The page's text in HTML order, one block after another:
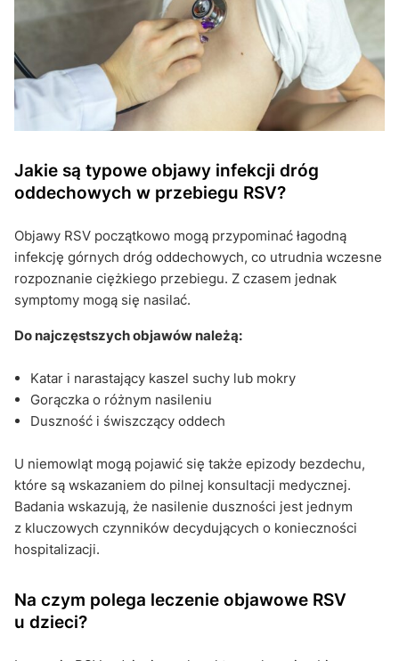
Jakie są typowe objawy infekcji dróg
oddechowych w przebiegu RSV?
Objawy RSV początkowo mogą przypominać łagodną
infekcję górnych dróg oddechowych, co utrudnia wczesne
rozpoznanie ciężkiego przebiegu. Z czasem jednak
symptomy mogą się nasilać.
Do najczęstszych objawów należą:
Katar i narastający kaszel suchy lub mokry
Gorączka o różnym nasileniu
Duszność i świszczący oddech
U niemowląt mogą pojawić się także epizody bezdechu,
które są wskazaniem do pilnej konsultacji medycznej.
Badania wskazują, że nasilenie duszności jest jednym
z kluczowych czynników decydujących o konieczności
hospitalizacji.
Na czym polega leczenie objawowe RSV
u dzieci?